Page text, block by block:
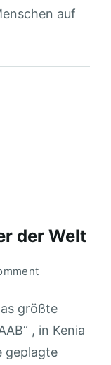
auf
der Welt
größte
, in Kenia
geplagte